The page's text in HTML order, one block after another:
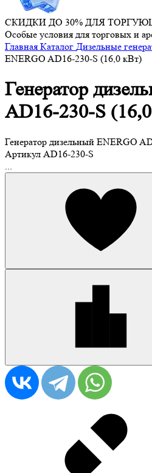
СКИДКИ ДО 30% ДЛЯ
Особые условия для торговых и
Главная Каталог Дизельные
ENERGO AD16-230-S (16,0 кВт)
Генератор
AD16-230-S
Генератор дизельный ENERGO
Артикул AD16-230-S
...